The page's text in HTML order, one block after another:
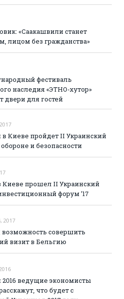
«Саакашвили станет
лицом без гражданства»
фестиваль
наследия «ЭТНО-хутор»
двери для гостей
в Киеве пройдет II Украинский
и безопасности
Киеве прошел II Украинский
форум ’17
2017
возможность совершить
визит в Бельгию
2016 ведущие экономисты
что будет с